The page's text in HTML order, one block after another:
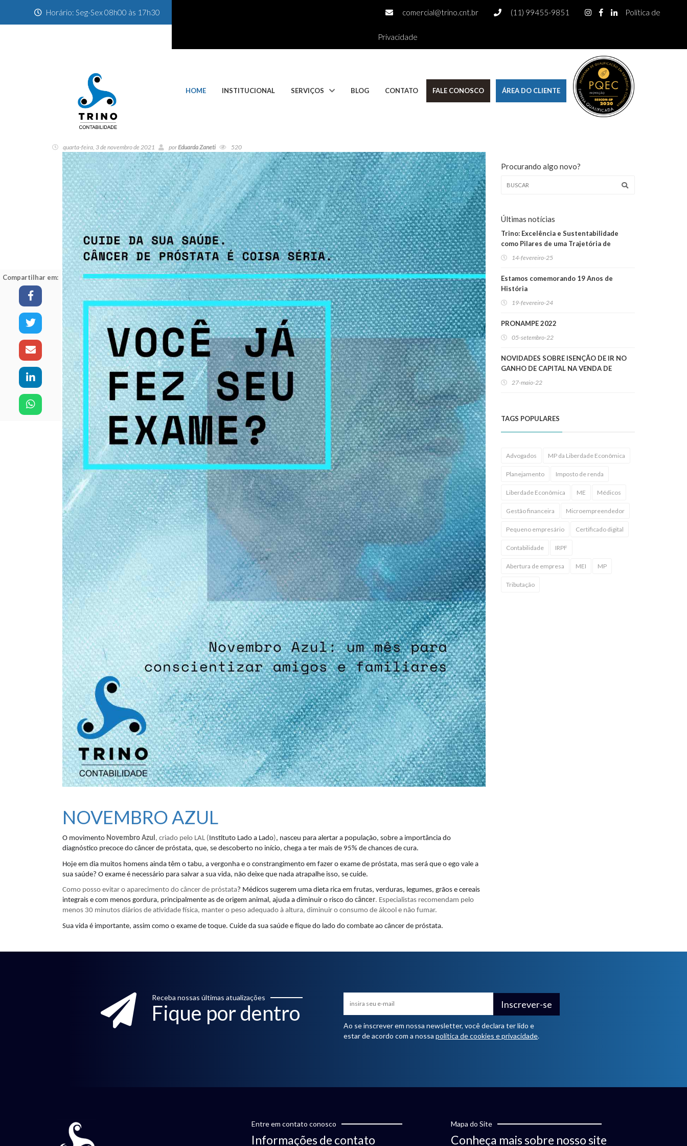
Horário: Seg-Sex 08h00 às 17h30 comercial@trino.cnt.br (11) 99455-9851 Política de
Privacidade
HOME INSTITUCIONAL SERVIÇOS BLOG CONTATO FALE CONOSCO ÁREA DO CLIENTE
quarta-feira, 3 de novembro de 2021 porEduarda Zaneti 520
Compartilhar em:
NOVEMBRO AZUL
O movimento Novembro Azul , criado pelo LAL ( Instituto Lado a Lado), nasceu para alertar a população, sobre a importância do
diagnóstico precoce do câncer de próstata, que, se descoberto no início, chega a ter mais de 95% de chances de cura.
Hoje em dia muitos homens ainda têm o tabu, a vergonha e o constrangimento em fazer o exame de próstata, mas será que o ego vale a
sua saúde? O exame é necessário para salvar a sua vida, não deixe que nada atrapalhe isso, se cuide.
Como posso evitar o aparecimento do câncer de próstata? Médicos sugerem uma dieta rica em frutas, verduras, legumes, grãos e cereais
integrais e com menos gordura, principalmente as de origem animal, ajuda a diminuir o risco do câncer. Especialistas recomendam pelo
menos 30 minutos diários de atividade física, manter o peso adequado à altura, diminuir o consumo de álcool e não fumar.
Sua vida é importante, assim como o exame de toque. Cuide da sua saúde e fique do lado do combate ao câncer de próstata.
Procurando algo novo?
Últimas notícias
Trino: Excelência e Sustentabilidade
como Pilares de uma Trajetória de
Sucesso14-fevereiro-25
Estamos comemorando 19 Anos de
História
19-fevereiro-24
PRONAMPE 2022
05-setembro-22
NOVIDADES SOBRE ISENÇÃO DE IR NO
GANHO DE CAPITAL NA VENDA DE
IMÓVEIS RESIDENCIAIS!
27-maio-22
TAGS POPULARES
Advogados MP da Liberdade Econômica
Planejamento Imposto de renda
Liberdade Econômica ME Médicos
Gestão financeira Microempreendedor
Pequeno empresário Certificado digital
Contabilidade IRPF
Abertura de empresa MEI MP
Tributação
Receba nossas últimas atualizações
Fique por dentro Inscrever-se
Ao se inscrever em nossa newsletter, você declara ter lido e
estar de acordo com a nossa política de cookies e privacidade.
Entre em contato conosco
Informações de contato
Mapa do Site
Conheça mais sobre nosso site